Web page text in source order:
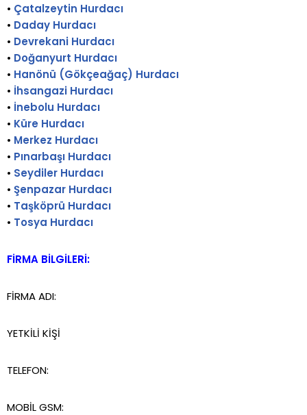
• Çatalzeytin Hurdacı
• Daday Hurdacı
• Devrekani Hurdacı
• Doğanyurt Hurdacı
• Hanönü (Gökçeağaç) Hurdacı
• İhsangazi Hurdacı
• İnebolu Hurdacı
• Küre Hurdacı
• Merkez Hurdacı
• Pınarbaşı Hurdacı
• Seydiler Hurdacı
• Şenpazar Hurdacı
• Taşköprü Hurdacı
• Tosya Hurdacı
FİRMA BİLGİLERİ:
FİRMA ADI:
YETKİLİ KİŞİ
TELEFON:
MOBİL GSM: